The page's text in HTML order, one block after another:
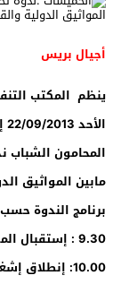
أجيال بريس
ينظم المكتب
المحامون الشباب
مابين المواثيق
برنامج الندوة
9.30 : إستقبال المشاركين والمشاركات
10.00: إنطلاق إشغال الندوة